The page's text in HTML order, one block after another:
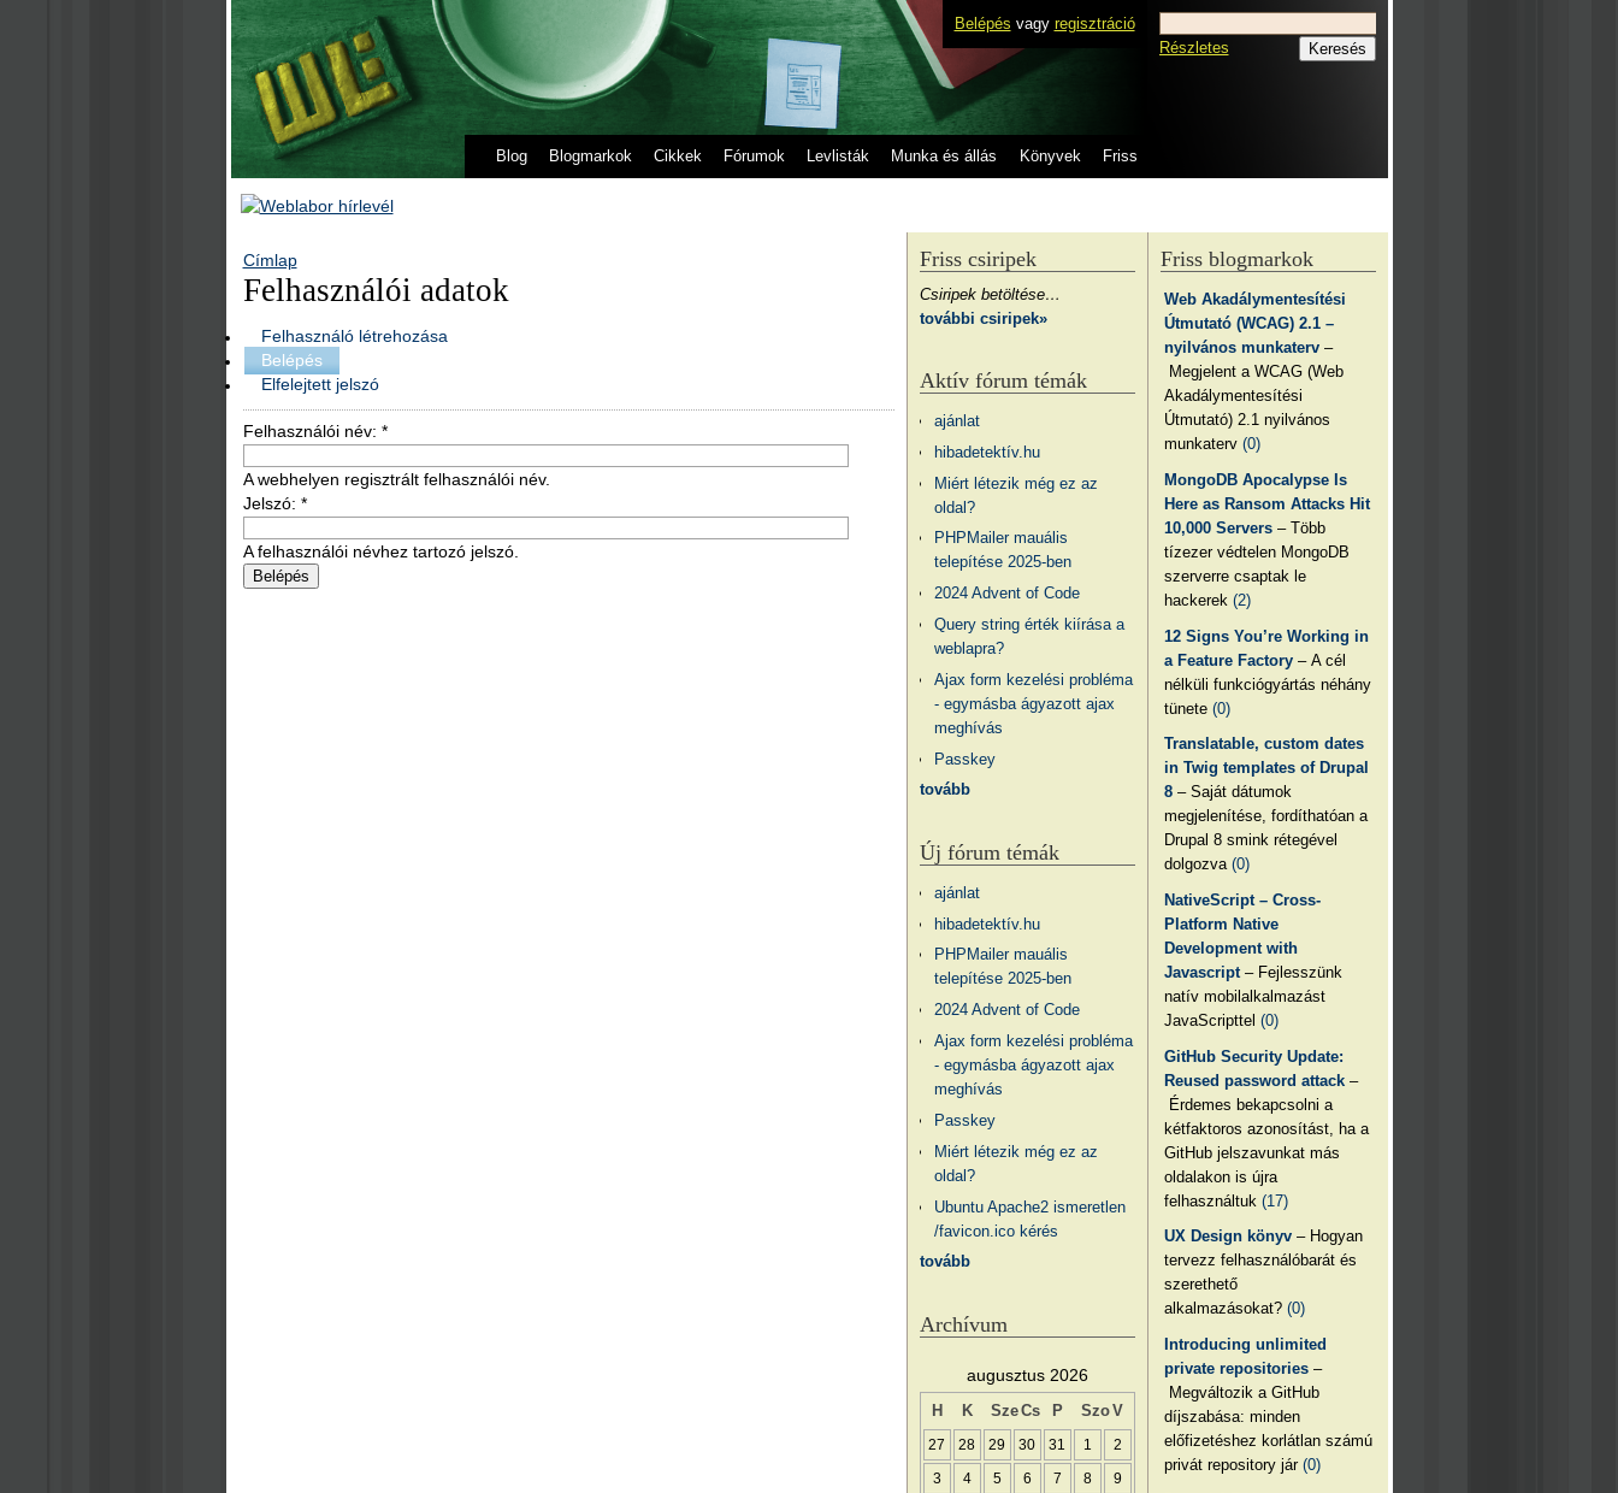
Belépés vagy regisztráció
Blog Blogmarkok Cikkek Fórumok Levlisták Munka és állás Könyvek Friss
Részletes
Címlap
Felhasználói adatok
Felhasználó létrehozása
Belépés
Elfelejtett jelszó
Felhasználói név: *
A webhelyen regisztrált felhasználói név.
Jelszó: *
A felhasználói névhez tartozó jelszó.
Friss blogmarkok
Web Akadálymentesítési
Útmutató (WCAG) 2.1 –
nyilvános munkaterv –
Megjelent a WCAG (Web
Akadálymentesítési
Útmutató) 2.1 nyilvános
munkaterv(0)
MongoDB Apocalypse Is
Here as Ransom Attacks Hit
10,000 Servers – Több
tízezer védtelen MongoDB
szerverre csaptak le
hackerek(2)
12 Signs You’re Working in
a Feature Factory – A cél
nélküli funkciógyártás néhány
tünete(0)
Translatable, custom dates
in Twig templates of Drupal
8 – Saját dátumok
megjelenítése, fordíthatóan a
Drupal 8 smink rétegével
dolgozva(0)
NativeScript – Cross-
Platform Native
Development with
Javascript – Fejlesszünk
natív mobilalkalmazást
JavaScripttel(0)
GitHub Security Update:
Reused password attack –
Érdemes bekapcsolni a
kétfaktoros azonosítást, ha a
GitHub jelszavunkat más
oldalakon is újra
felhasználtuk(17)
UX Design könyv – Hogyan
tervezz felhasználóbarát és
szerethető
alkalmazásokat?(0)
Introducing unlimited
private repositories –
Megváltozik a GitHub
díjszabása: minden
előfizetéshez korlátlan számú
privát repository jár(0)
Friss csiripek
Csiripek betöltése…
további csiripek»
Aktív fórum témák
ajánlat
hibadetektív.hu
Miért létezik még ez az
oldal?
PHPMailer mauális
telepítése 2025-ben
2024 Advent of Code
Query string érték kiírása a
weblapra?
Ajax form kezelési probléma
- egymásba ágyazott ajax
meghívás
Passkey
tovább
Új fórum témák
ajánlat
hibadetektív.hu
PHPMailer mauális
telepítése 2025-ben
2024 Advent of Code
Ajax form kezelési probléma
- egymásba ágyazott ajax
meghívás
Passkey
Miért létezik még ez az
oldal?
Ubuntu Apache2 ismeretlen
/favicon.ico kérés
tovább
Archívum
augusztus 2026
H K SzeCs P SzoV
27 28 29 30 31 1 2
3 4 5 6 7 8 9